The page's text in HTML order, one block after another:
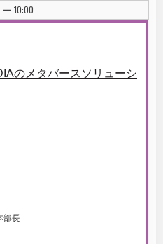
| 10:00
のメタバースソリューシ
部長